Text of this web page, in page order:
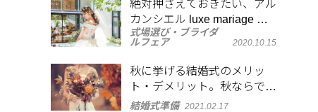
絶対押さえておきたい、アル
カンシエル luxe mariage 大
阪のフォトジェニックなスポ
ット
式場選び・ブライダ
ルフェア
2020.10.15
秋に挙げる結婚式のメリッ
ト・デメリット。秋ならでは
の演出アイディアも
結婚式準備 2021.02.17